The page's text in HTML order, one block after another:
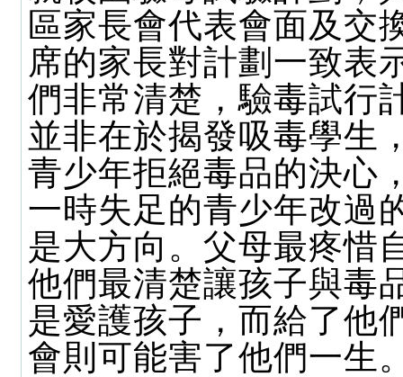
區家長會代表會面及交
席的家長對計劃一致表
們非常清楚，驗毒試行
並非在於揭發吸毒學生
青少年拒絕毒品的決心
一時失足的青少年改過
是大方向。父母最疼惜
他們最清楚讓孩子與毒
是愛護孩子，而給了他
會則可能害了他們一生